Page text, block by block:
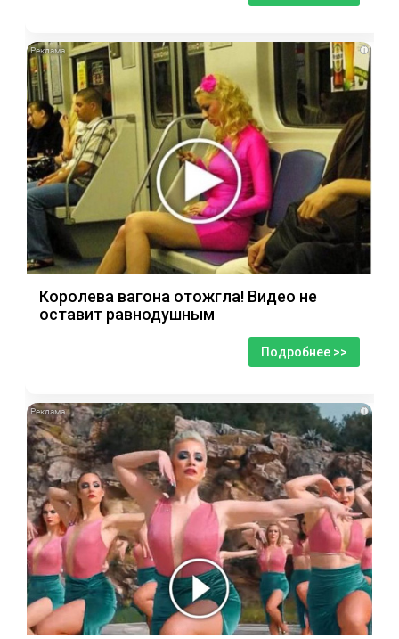
i
Королева вагона отожгла! Видео не
оставит равнодушным
Подробнее >>
i